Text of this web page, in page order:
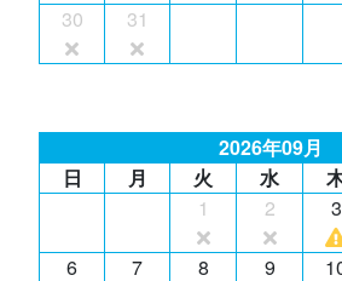
30 31
2026年09月
日
月 火 水
1
2 3
6 7 8 9